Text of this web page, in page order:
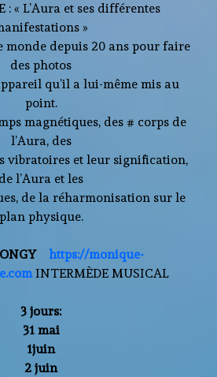
: « L’Aura et ses différentes
»
depuis 20 ans pour faire
des photos
qu’il a lui-même mis au
point.
magnétiques, des # corps de
l’Aura, des
vibratoires et leur signification,
de l’Aura et les
de la réharmonisation sur le
plan physique.
https://monique-
INTERMÈDE MUSICAL
3 jours:
31 mai
1juin
2 juin